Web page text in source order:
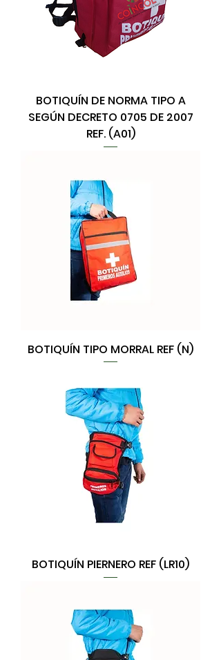
BOTIQUÍN DE NORMA TIPO A
SEGÚN DECRETO 0705 DE 2007
REF. (A01)
BOTIQUÍN TIPO MORRAL REF (N)
BOTIQUÍN PIERNERO REF (LR10)